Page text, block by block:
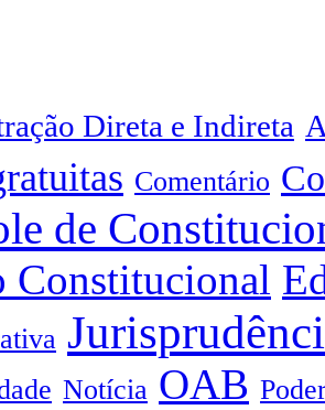
Direta e Indireta
Comentário
de
Constitucional
Notícia OAB